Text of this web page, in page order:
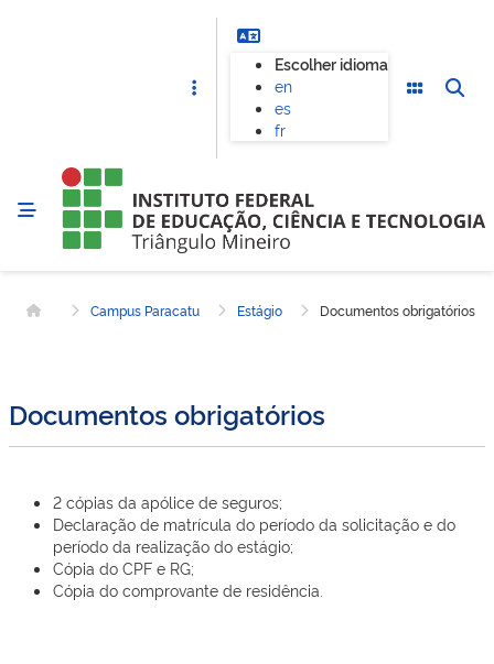
Escolher idioma
en
es
fr
Página inicialCampus Paracatu Estágio Documentos obrigatórios
Documentos obrigatórios
2 cópias da apólice de seguros;
Declaração de matrícula do período da solicitação e do
período da realização do estágio;
Cópia do CPF e RG;
Cópia do comprovante de residência.